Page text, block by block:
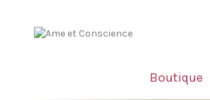
Boutique